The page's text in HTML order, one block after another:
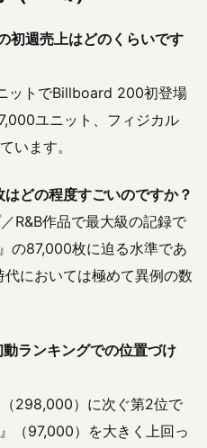
週売上はどのくらいです
ットでBillboard 200初登場
ユニット、フィジカル
います。
どの程度すごいのですか？
R&B作品で最大級の記録で
の87,000枚に迫る水準であ
においては極めて異例の数
ランキングでの位置づけ
298,000）に次ぐ第2位で
（97,000）を大きく上回っ